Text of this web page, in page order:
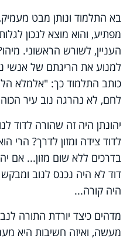
בא התלמוד ונותן מבט
מפתיע, והוא מוצא לנכון
העניין, לשורש הראשוני.
למנוע את הריגתם של אנשי
כותב התלמוד כך: "אלמלא
לחם, לא נהרגה נוב עיר
יהונתן היה זה שהורה לדוד
לדוד צידה ומזון לדרך? הרי
בדרכים ללא שום מזון... אם
דוד לא היה נכנס לנוב
היה קורה...
מדהים כיצד יורדת התורה
מעשה, ואיזה חשיבות היא